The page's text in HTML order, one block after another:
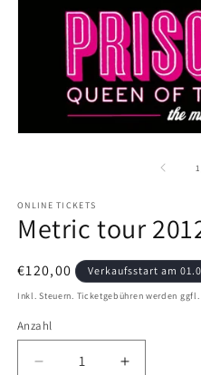
1
ONLINE TICKETS
Metric tour
Normaler
Preis
€120,00 Verkaufsstart am
Inkl. Steuern. Ticketgebühren werden
Anzahl
Verringere
Erhöhe